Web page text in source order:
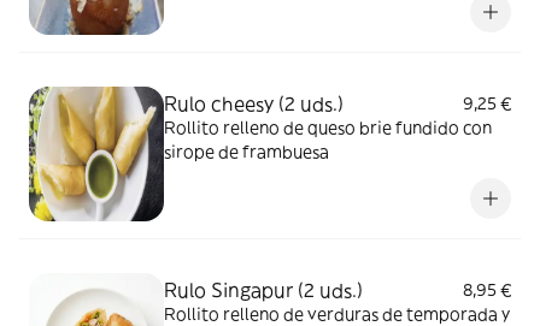
Rulo cheesy (2 uds.)
9,25 €
Rollito relleno de queso brie fundido con
sirope de frambuesa
Rulo Singapur (2 uds.)
8,95 €
Rollito relleno de verduras de temporada y